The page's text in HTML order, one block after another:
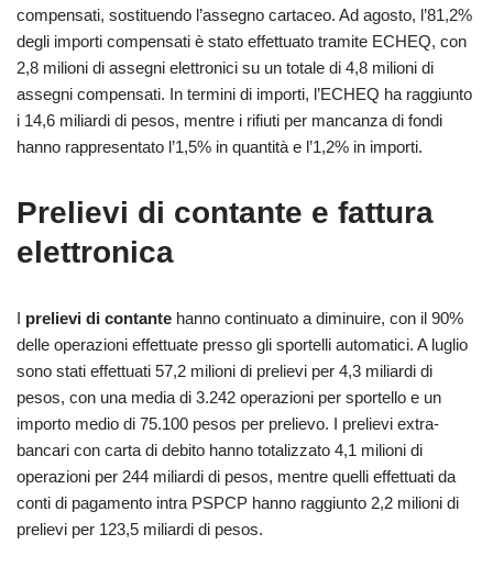
compensati, sostituendo l’assegno cartaceo. Ad agosto, l’81,2%
degli importi compensati è stato effettuato tramite ECHEQ, con
2,8 milioni di assegni elettronici su un totale di 4,8 milioni di
assegni compensati. In termini di importi, l’ECHEQ ha raggiunto
i 14,6 miliardi di pesos, mentre i rifiuti per mancanza di fondi
hanno rappresentato l’1,5% in quantità e l’1,2% in importi.
Prelievi di contante e fattura
elettronica
I prelievi di contante hanno continuato a diminuire, con il 90%
delle operazioni effettuate presso gli sportelli automatici. A luglio
sono stati effettuati 57,2 milioni di prelievi per 4,3 miliardi di
pesos, con una media di 3.242 operazioni per sportello e un
importo medio di 75.100 pesos per prelievo. I prelievi extra-
bancari con carta di debito hanno totalizzato 4,1 milioni di
operazioni per 244 miliardi di pesos, mentre quelli effettuati da
conti di pagamento intra PSPCP hanno raggiunto 2,2 milioni di
prelievi per 123,5 miliardi di pesos.